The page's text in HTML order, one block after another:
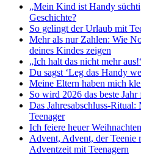
„Mein Kind ist Handy
Geschichte?
So gelingt der Urlaub mit
Mehr als nur Zahlen: Wie
deines Kindes zeigen
„Ich halt das nicht mehr
Du sagst ‘Leg das Handy
Meine Eltern haben mich
So wird 2026 das beste
Das Jahresabschluss-
Teenager
Ich feiere heuer
Advent, Advent, der Teenie
Adventzeit mit Teenagern